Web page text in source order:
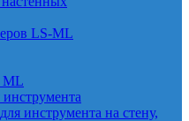
LS-ML
ML
инструмента на стену,